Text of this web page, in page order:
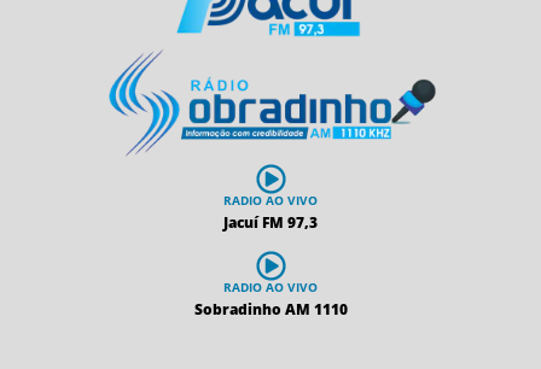
RADIO AO VIVO
Jacuí FM 97,3
RADIO AO VIVO
Sobradinho AM 1110